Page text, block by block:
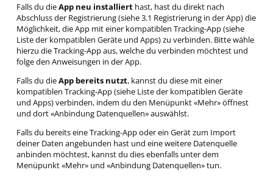
Falls du dieApp neu installierthast, hast du direkt nach
Abschluss der Registrierung (siehe 3.1 Registrierung in der App) die
Möglichkeit, die App mit einer kompatiblen Tracking-App (siehe
Liste der kompatiblen Geräte und Apps) zu verbinden. Bitte wähle
hierzu die Tracking-App aus, welche du verbinden möchtest und
folge den Anweisungen in der App.
Falls du dieApp bereits nutzt, kannst du diese mit einer
kompatiblen Tracking-App (siehe Liste der kompatiblen Geräte
und Apps) verbinden, indem du den Menüpunkt «Mehr» öffnest
und dort «Anbindung Datenquellen» auswählst.
Falls du bereits eine Tracking-App oder ein Gerät zum Import
deiner Daten angebunden hast und eine weitere Datenquelle
anbinden möchtest, kannst du dies ebenfalls unter dem
Menüpunkt «Mehr» und «Anbindung Datenquellen» tun.